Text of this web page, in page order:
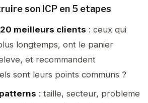
son ICP en 5 etapes
meilleurs clients : ceux qui
longtemps, ont le panier
et recommandent
sont leurs points communs ?
: taille, secteur, probleme